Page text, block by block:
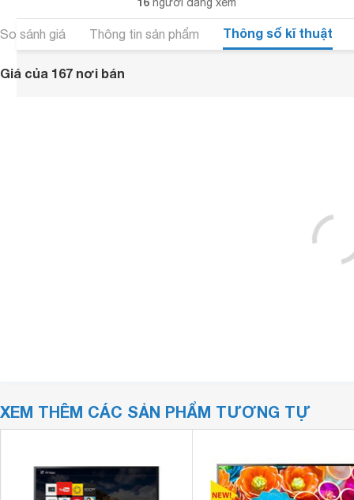
So sánh giá Thông tin sản phẩm Thông số kĩ thuật
Giá của 167 nơi bán
XEM THÊM CÁC SẢN PHẨM TƯƠNG TỰ